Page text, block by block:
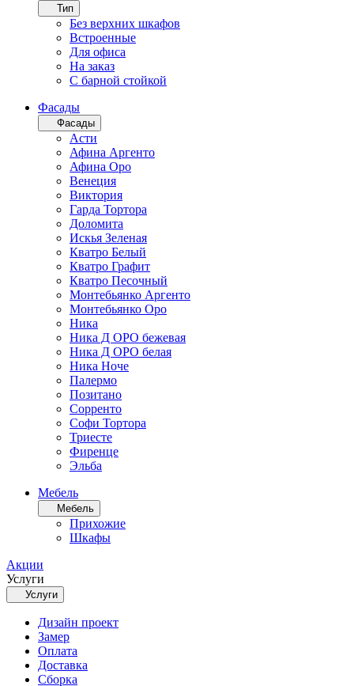
Тип
Без верхних шкафов
Встроенные
Для офиса
На заказ
С барной стойкой
Фасады
Фасады
Асти
Афина Аргенто
Афина Оро
Венеция
Виктория
Гарда Тортора
Доломита
Искья Зеленая
Кватро Белый
Кватро Графит
Кватро Песочный
Монтебьянко Аргенто
Монтебьянко Оро
Ника
Ника Д ОРО бежевая
Ника Д ОРО белая
Ника Ноче
Палермо
Позитано
Сорренто
Софи Тортора
Триесте
Фиренце
Эльба
Мебель
Мебель
Прихожие
Шкафы
Акции
Услуги
Услуги
Дизайн проект
Замер
Оплата
Доставка
Сборка